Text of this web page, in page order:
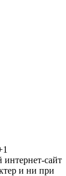
сайт
и ни при